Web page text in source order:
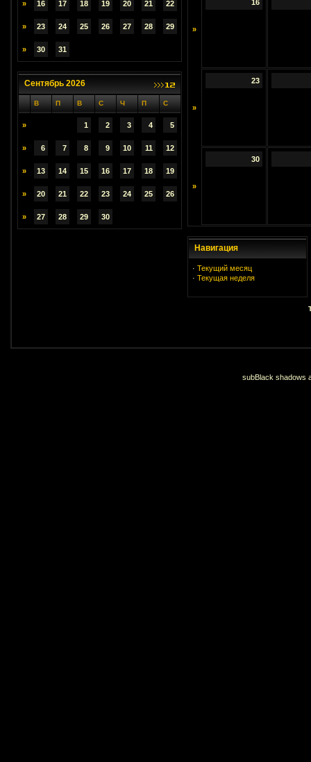
» 16 17 18 19 20 21 22
» 23 24 25 26 27 28 29
» 30 31
Сентябрь 2026
В П В С Ч П С
» 1 2 3 4 5
» 6 7 8 9 10 11 12
» 13 14 15 16 17 18 19
» 20 21 22 23 24 25 26
» 27 28 29 30
»
16
»
23
»
30
Навигация
· Текущий месяц
· Текущая неделя
subBlack shadows